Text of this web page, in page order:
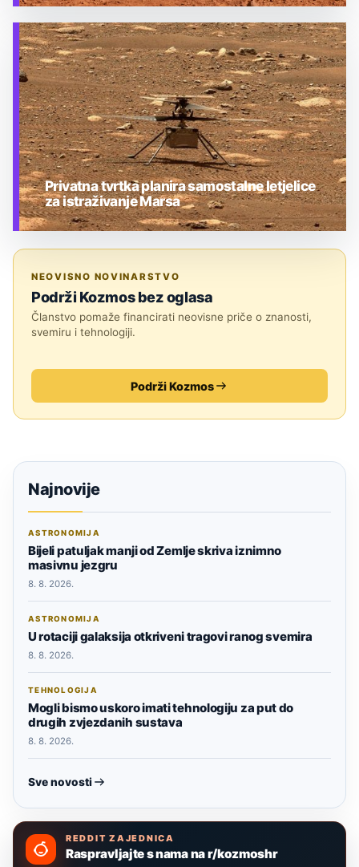
TEHNOLOGIJA
Privatna tvrtka planira samostalne letjelice
za istraživanje Marsa
NEOVISNO NOVINARSTVO
Podrži Kozmos bez oglasa
Članstvo pomaže financirati neovisne priče o znanosti,
svemiru i tehnologiji.
Podrži Kozmos
Najnovije
ASTRONOMIJA
Bijeli patuljak manji od Zemlje skriva iznimno
masivnu jezgru
8. 8. 2026.
ASTRONOMIJA
U rotaciji galaksija otkriveni tragovi ranog svemira
8. 8. 2026.
TEHNOLOGIJA
Mogli bismo uskoro imati tehnologiju za put do
drugih zvjezdanih sustava
8. 8. 2026.
Sve novosti
REDDIT ZAJEDNICA
Raspravljajte s nama na r/kozmoshr